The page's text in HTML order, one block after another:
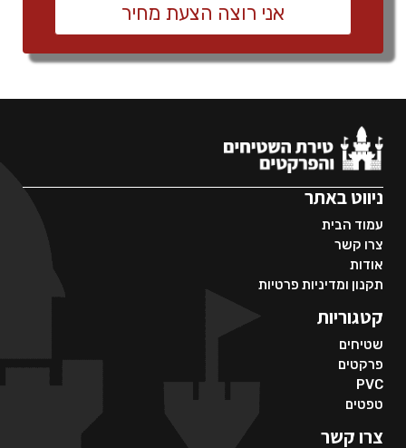
אני רוצה הצעת מחיר
ניווט באתר
עמוד הבית
צרו קשר
אודות
תקנון ומדיניות פרטיות
קטגוריות
שטיחים
פרקטים
PVC
טפטים
צרו קשר